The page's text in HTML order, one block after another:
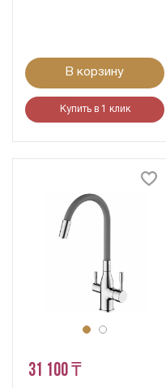
В корзину
Купить в 1 клик
31 100 ₸